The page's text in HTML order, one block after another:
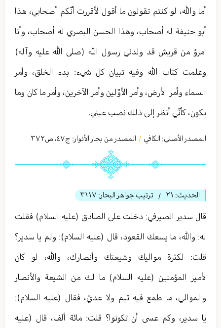
أما والله، لو كنتم تقولون ما أقول لأقررت أنّكم أصحابي، هذا
أبو حنيفة له أصحاب، وهذا الحسن البصري له أصحاب، وأنا
امرؤ من قريش قد ولدني رسول الله (صلى الله عليه وآله)
وعلمت كتاب الله وفيه تبيان كل شيء: بدء الخلق، وأمر
السماء وأمر الأرض، وأمر الأوّلين وأمر الآخرين، وأمر ما كان وما
يكون، كأنّي أنظر إلى ذلك نصب عيني.
المصدر الأصلي: الكافي / المصدر من بحار الأنوار: ج٤٧، ص٣٧٢
الحديث: ٢١ / ترتيب جواهر البحار: ٣١١٧
قال سدير الصيرفي: دخلت على الصادق (عليه السلام) فقلت
له: والله، ما يسعك القعود، قال (عليه السلام): ولم يا سدير؟
قلت: لكثرة مواليك وشيعتك وأنصارك، والله، لو كان
لأمير المؤمنين (عليه السلام) ما لك من الشيعة والأنصار
والموالي، ما طمع فيه تيم ولا عديّ، فقال (عليه السلام):
يا سدير، وكم عسى أن تكونوا؟ قلت: مائة ألف، قال (عليه